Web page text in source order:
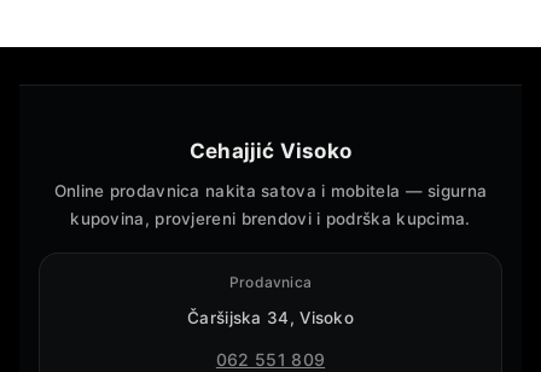
Cehajjić Visoko
Online prodavnica nakita satova i mobitela — sigurna
kupovina, provjereni brendovi i podrška kupcima.
Prodavnica
Čaršijska 34, Visoko
062 551 809